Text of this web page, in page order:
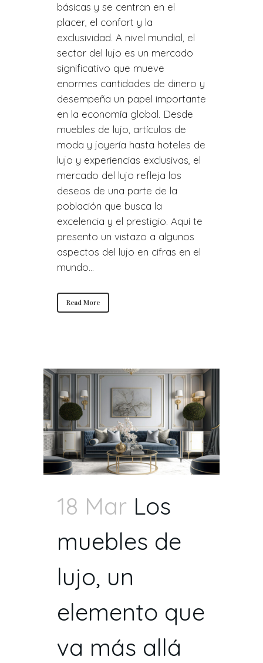
básicas y se centran en el
placer, el confort y la
exclusividad. A nivel mundial, el
sector del lujo es un mercado
significativo que mueve
enormes cantidades de dinero y
desempeña un papel importante
en la economía global. Desde
muebles de lujo, artículos de
moda y joyería hasta hoteles de
lujo y experiencias exclusivas, el
mercado del lujo refleja los
deseos de una parte de la
población que busca la
excelencia y el prestigio. Aquí te
presento un vistazo a algunos
aspectos del lujo en cifras en el
mundo...
Read More
18 Mar Los
muebles de
lujo, un
elemento que
va más allá